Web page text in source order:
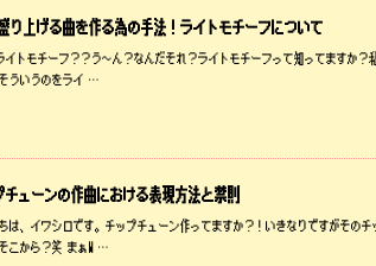
盛り上げる曲を作る為の手法！ライトモチーフについて
イトモチーフ？？う～ん？なんだそれ？ライトモチーフって知ってますか
ういうのをライ …
チューンの作曲における表現方法と禁則
は、イワシロです。チップチューン作ってますか？！いきなりですがその
こから？笑 まぁW …